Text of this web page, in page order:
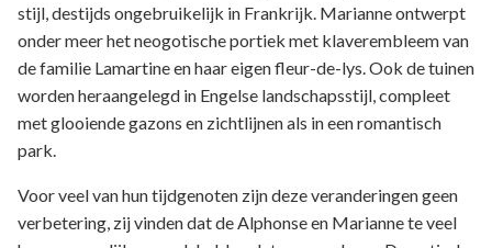
stijl, destijds ongebruikelijk in Frankrijk. Marianne ontwerpt
onder meer het neogotische portiek met klaverembleem van
de familie Lamartine en haar eigen fleur-de-lys. Ook de tuinen
worden heraangelegd in Engelse landschapsstijl, compleet
met glooiende gazons en zichtlijnen als in een romantisch
park.
Voor veel van hun tijdgenoten zijn deze veranderingen geen
verbetering, zij vinden dat de Alphonse en Marianne te veel